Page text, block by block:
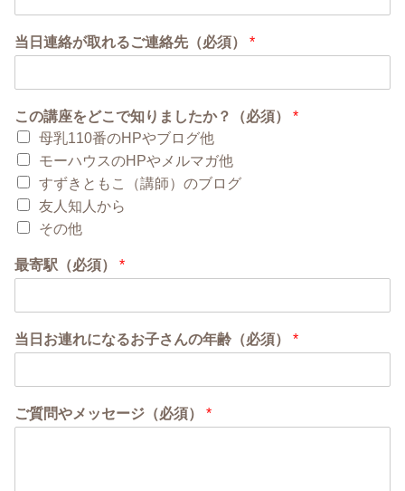
当日連絡が取れるご連絡先（必須） *
この講座をどこで知りましたか？（必須） *
母乳110番のHPやブログ他
モーハウスのHPやメルマガ他
すずきともこ（講師）のブログ
友人知人から
その他
最寄駅（必須） *
当日お連れになるお子さんの年齢（必須） *
ご質問やメッセージ（必須） *